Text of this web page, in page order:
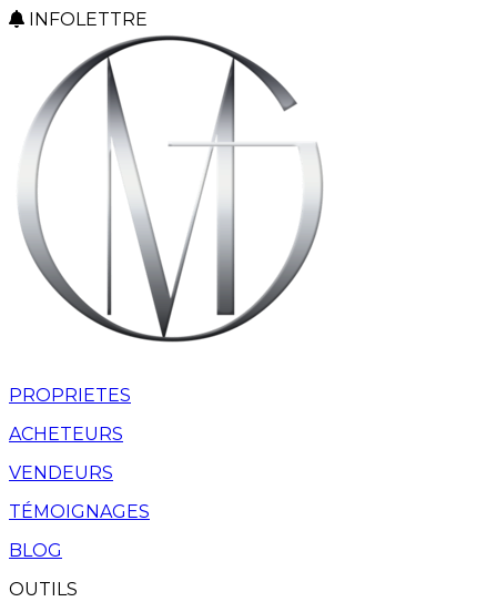
INFOLETTRE
PROPRIETES
ACHETEURS
VENDEURS
TÉMOIGNAGES
BLOG
OUTILS